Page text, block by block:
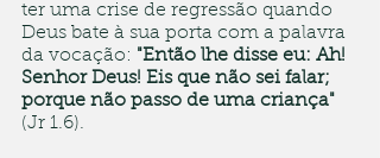
ter uma crise de regressão quando
Deus bate à sua porta com a palavra
da vocação: "Então lhe disse eu: Ah!
Senhor Deus! Eis que não sei falar;
porque não passo de uma criança"
(Jr 1.6).